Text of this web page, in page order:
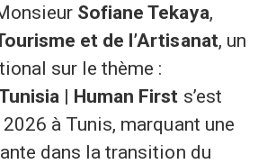
Sofiane Tekaya,
et de l’Artisanat, un
sur le thème :
| Human First s’est
à Tunis, marquant une
dans la transition du